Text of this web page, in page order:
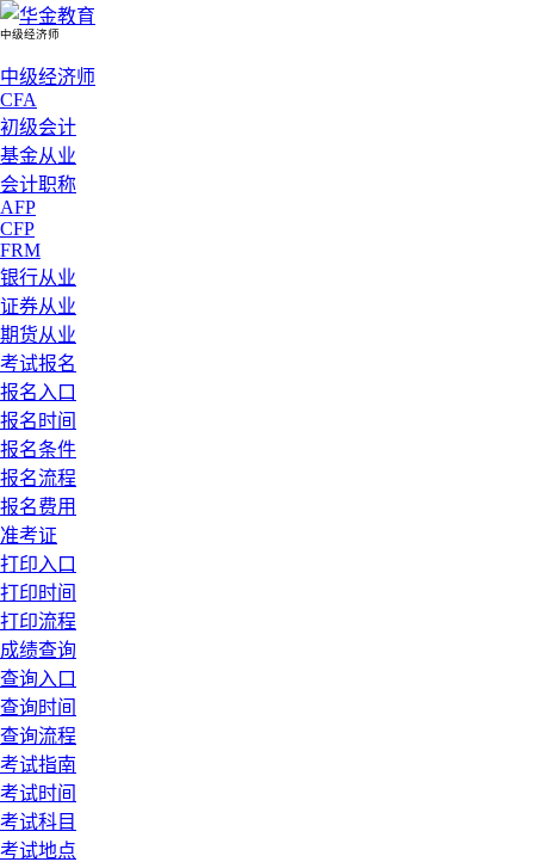
中级经济师
中级经济师
CFA
初级会计
基金从业
会计职称
AFP
CFP
FRM
银行从业
证券从业
期货从业
考试报名
报名入口
报名时间
报名条件
报名流程
报名费用
准考证
打印入口
打印时间
打印流程
成绩查询
查询入口
查询时间
查询流程
考试指南
考试时间
考试科目
考试地点